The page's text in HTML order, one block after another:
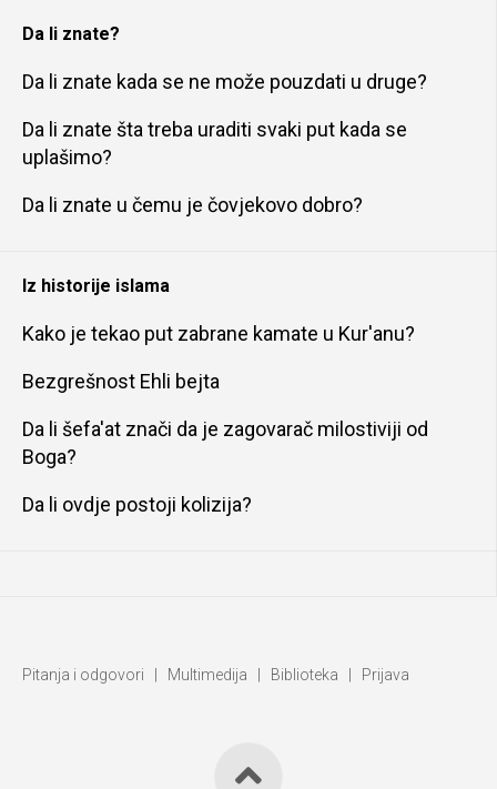
Da li znate?
Da li znate kada se ne može pouzdati u druge?
Da li znate šta treba uraditi svaki put kada se
uplašimo?
Da li znate u čemu je čovjekovo dobro?
Iz historije islama
Kako je tekao put zabrane kamate u Kur'anu?
Bezgrešnost Ehli bejta
Da li šefa'at znači da je zagovarač milostiviji od
Boga?
Da li ovdje postoji kolizija?
Pitanja i odgovori Multimedija Biblioteka Prijava